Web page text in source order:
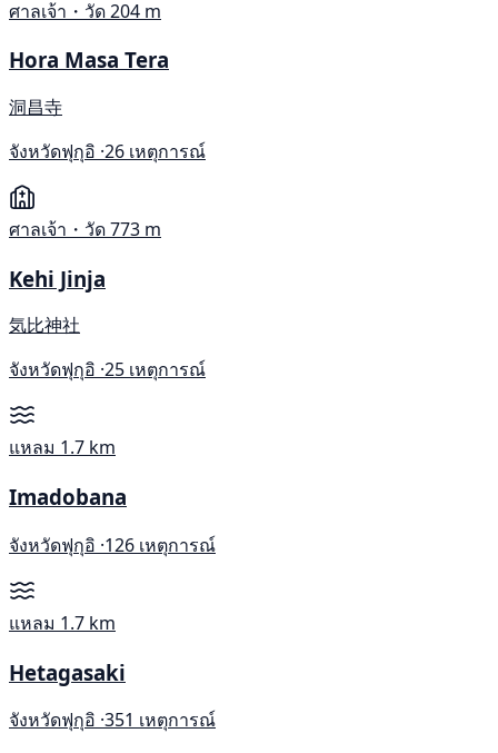
ศาลเจ้า・วัด204 m
Hora Masa Tera
洞昌寺
จังหวัดฟุกุอิ ·26 เหตุการณ์
ศาลเจ้า・วัด773 m
Kehi Jinja
気比神社
จังหวัดฟุกุอิ ·25 เหตุการณ์
แหลม 1.7 km
Imadobana
จังหวัดฟุกุอิ ·126 เหตุการณ์
แหลม 1.7 km
Hetagasaki
จังหวัดฟุกุอิ ·351 เหตุการณ์